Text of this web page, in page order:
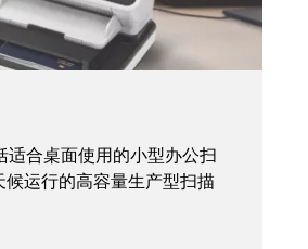
合桌面使用的小型办公扫
运行的高容量生产型扫描